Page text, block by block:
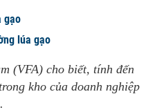
gạo
lúa gạo
(VFA) cho biết, tính đến
kho của doanh nghiệp